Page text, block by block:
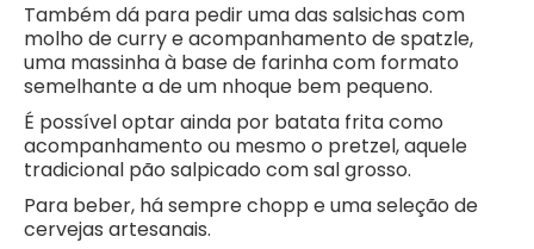
Também dá para pedir uma das salsichas com
molho de curry e acompanhamento de spatzle,
uma massinha à base de farinha com formato
semelhante a de um nhoque bem pequeno.
É possível optar ainda por batata frita como
acompanhamento ou mesmo o pretzel, aquele
tradicional pão salpicado com sal grosso.
Para beber, há sempre chopp e uma seleção de
cervejas artesanais.